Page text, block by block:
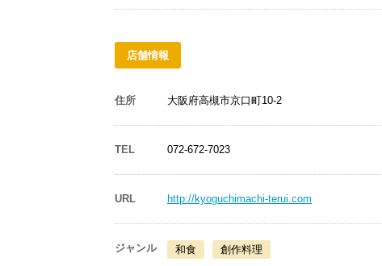
店舗情報
住所 大阪府高槻市京口町10-2
TEL 072-672-7023
URL http://kyoguchimachi-terui.com
ジャンル 和食 創作料理